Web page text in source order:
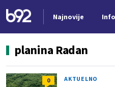
Najnovije Info
planina Radan
0 AKTUELNO